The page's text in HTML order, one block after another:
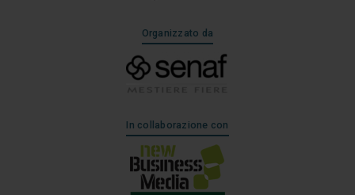
Organizzato da
In collaborazione con